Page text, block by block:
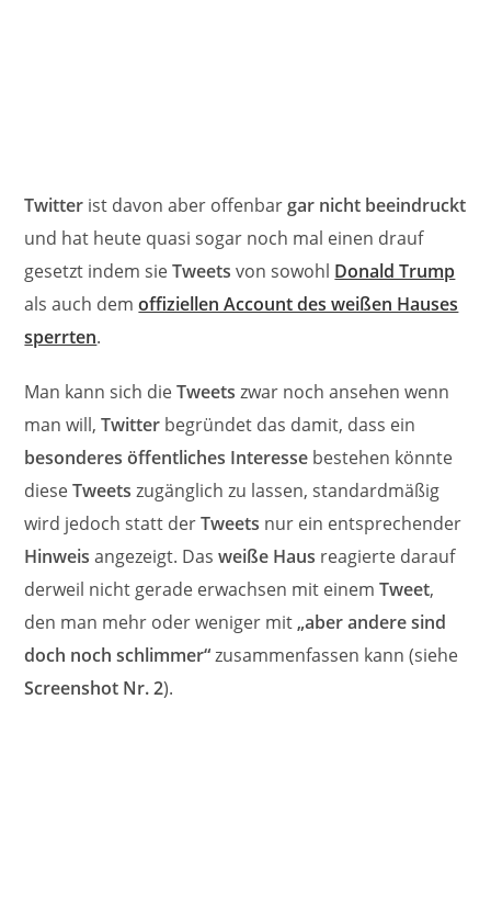
Twitter ist davon aber offenbar gar nicht beeindruckt
und hat heute quasi sogar noch mal einen drauf
gesetzt indem sieTweets von sowohl Donald Trump
als auch demoffiziellen Account des weißen Hauses
sperrten.
Man kann sich dieTweets zwar noch ansehen wenn
man will,Twitter begründet das damit, dass ein
besonderes öffentliches Interesse bestehen könnte
dieseTweets zugänglich zu lassen, standardmäßig
wird jedoch statt derTweets nur ein entsprechender
Hinweis angezeigt. Dasweiße Haus reagierte darauf
derweil nicht gerade erwachsen mit einemTweet,
den man mehr oder weniger mit„aber andere sind
doch noch schlimmer“zusammenfassen kann (siehe
Screenshot Nr. 2).